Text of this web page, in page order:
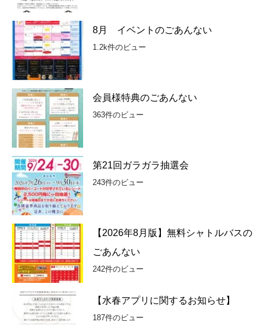
8月 イベントのごあんない
1.2k件のビュー
会員様特典のごあんない
363件のビュー
第21回ガラガラ抽選会
243件のビュー
【2026年8月版】無料シャトルバスの
ごあんない
242件のビュー
【水春アプリに関するお知らせ】
187件のビュー